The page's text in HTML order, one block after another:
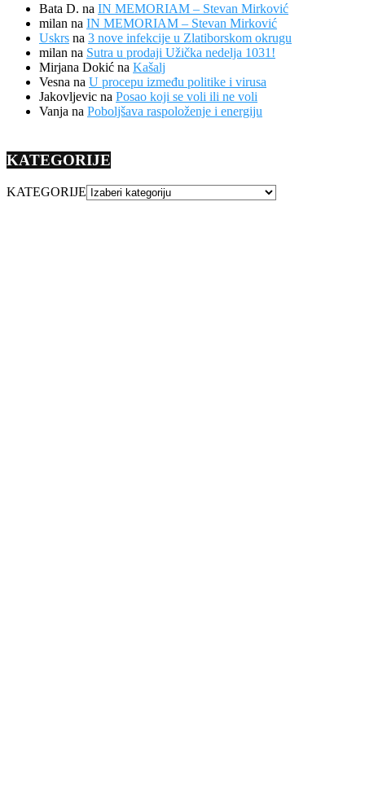
Bata D. na IN MEMORIAM – Stevan Mirković
milan na IN MEMORIAM – Stevan Mirković
Uskrs na 3 nove infekcije u Zlatiborskom okrugu
milan na Sutra u prodaji Užička nedelja 1031!
Mirjana Dokić na Kašalj
Vesna na U procepu između politike i virusa
Jakovljevic na Posao koji se voli ili ne voli
Vanja na Poboljšava raspoloženje i energiju
KATEGORIJE
KATEGORIJE